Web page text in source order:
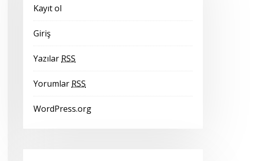
Kayıt ol
Giriş
Yazılar RSS
Yorumlar RSS
WordPress.org